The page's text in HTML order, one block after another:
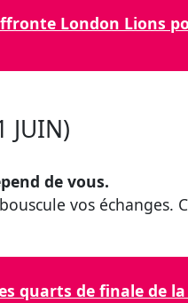
London Lions
JUIN)
de vous.
vos
quarts de finale de